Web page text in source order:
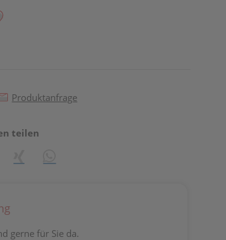
Produktanfrage
teilen
gerne für Sie da.